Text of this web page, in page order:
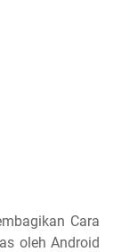
Cara
oleh Android